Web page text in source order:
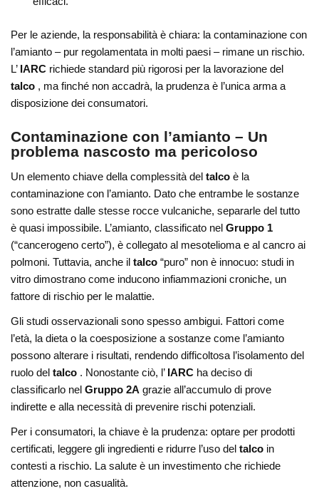
Per le aziende, la responsabilità è chiara: la contaminazione con
l’amianto – pur regolamentata in molti paesi – rimane un rischio.
L’ IARC richiede standard più rigorosi per la lavorazione del
talco , ma finché non accadrà, la prudenza è l’unica arma a
disposizione dei consumatori.
Contaminazione con l’amianto – Un
problema nascosto ma pericoloso
Un elemento chiave della complessità deltalco è la
contaminazione con l’amianto. Dato che entrambe le sostanze
sono estratte dalle stesse rocce vulcaniche, separarle del tutto
è quasi impossibile. L’amianto, classificato nelGruppo 1
(“cancerogeno certo”), è collegato al mesotelioma e al cancro ai
polmoni. Tuttavia, anche iltalco “puro” non è innocuo: studi in
vitro dimostrano come inducono infiammazioni croniche, un
fattore di rischio per le malattie.
Gli studi osservazionali sono spesso ambigui. Fattori come
l’età, la dieta o la coesposizione a sostanze come l’amianto
possono alterare i risultati, rendendo difficoltosa l’isolamento del
ruolo deltalco . Nonostante ciò, l’ IARC ha deciso di
classificarlo nelGruppo 2A grazie all’accumulo di prove
indirette e alla necessità di prevenire rischi potenziali.
Per i consumatori, la chiave è la prudenza: optare per prodotti
certificati, leggere gli ingredienti e ridurre l’uso deltalco in
contesti a rischio. La salute è un investimento che richiede
attenzione, non casualità.